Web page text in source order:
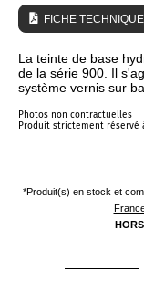
FICHE TECHNIQUE
La teinte de base
de la série 900. Il
système vernis sur
Photos non contractuelles
Produit strictement réservé
*Produit(s) en stock et